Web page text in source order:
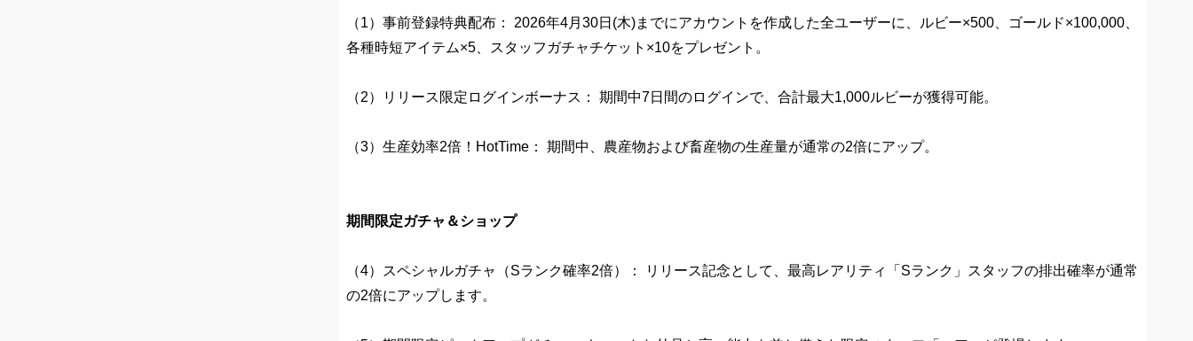
（1）事前登録特典配布： 2026年4月30日(木)までにアカウントを作成した全ユーザーに、ルビー×500、ゴールド×100,000、
各種時短アイテム×5、スタッフガチャチケット×10をプレゼント。
（2）リリース限定ログインボーナス： 期間中7日間のログインで、合計最大1,000ルビーが獲得可能。
（3）生産効率2倍！HotTime： 期間中、農産物および畜産物の生産量が通常の2倍にアップ。
期間限定ガチャ＆ショップ
（4）スペシャルガチャ（Sランク確率2倍）： リリース記念として、最高レアリティ「Sランク」スタッフの排出確率が通常
の2倍にアップします。